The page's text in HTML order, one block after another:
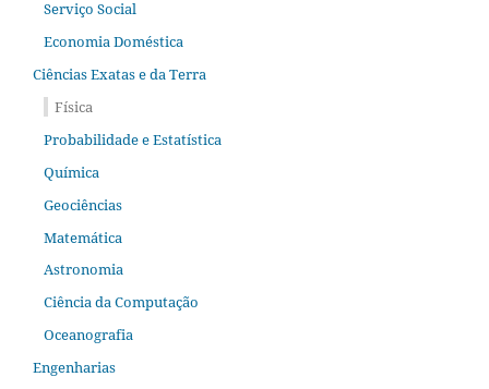
Serviço Social
Economia Doméstica
Ciências Exatas e da Terra
Física
Probabilidade e Estatística
Química
Geociências
Matemática
Astronomia
Ciência da Computação
Oceanografia
Engenharias